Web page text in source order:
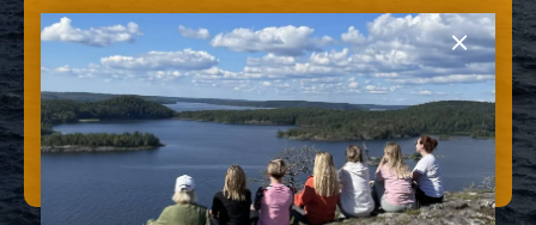
Я согласен (-на) с передачей данных для
оформления бронирования иполитикой
конфиденциальности
ПОЛУЧАТЬ НОВОСТИ